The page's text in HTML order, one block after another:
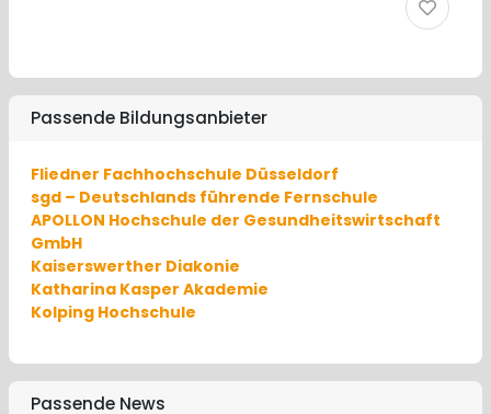
Passende Bildungsanbieter
Fliedner Fachhochschule Düsseldorf
sgd – Deutschlands führende Fernschule
APOLLON Hochschule der Gesundheitswirtschaft
GmbH
Kaiserswerther Diakonie
Katharina Kasper Akademie
Kolping Hochschule
Passende News